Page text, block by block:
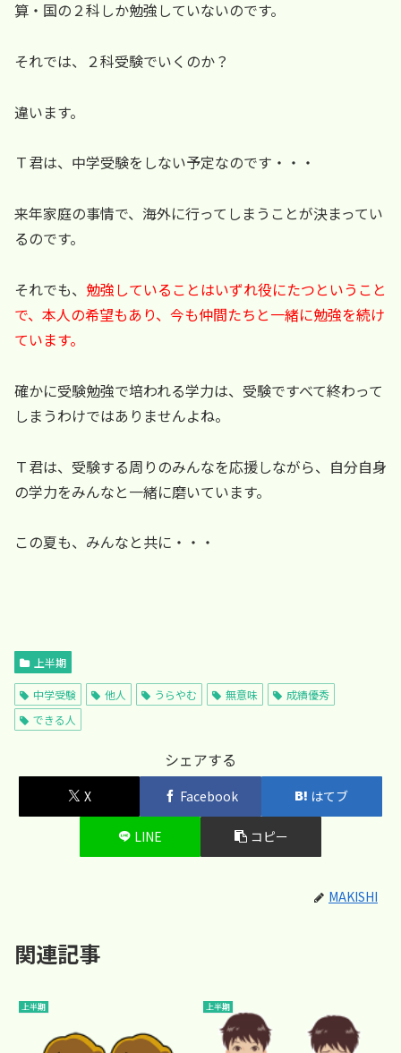
算・国の２科しか勉強していないのです。
それでは、２科受験でいくのか？
違います。
Ｔ君は、中学受験をしない予定なのです・・・
来年家庭の事情で、海外に行ってしまうことが決まってい
るのです。
それでも、 勉強していることはいずれ役にたつということ
で、本人の希望もあり、今も仲間たちと一緒に勉強を続け
ています。
確かに受験勉強で培われる学力は、受験ですべて終わって
しまうわけではありませんよね。
Ｔ君は、受験する周りのみんなを応援しながら、自分自身
の学力をみんなと一緒に磨いています。
この夏も、みんなと共に・・・
上半期
中学受験 他人 うらやむ 無意味
成績優秀
できる人
シェアする
X Facebook はてブ
LINE コピー
MAKISHI
関連記事
上半期 上半期